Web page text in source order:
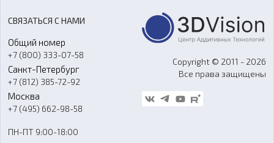
Оборудование и материалы для вакуумного литья
Аксессуары и прочее оборудование
Программное обеспечение
Ремонт и услуги
О компании
Контакты
Гос. закупки
Стать дилером
Блог
СВЯЗАТЬСЯ С НАМИ
Общий номер
+7 (800) 333-07-58
Санкт-Петербург
+7 (812) 385-72-92
Москва
+7 (495) 662-98-58
ПН-ПТ 9:00-18:00
Copyright © 2011 - 2026
Все права защищены